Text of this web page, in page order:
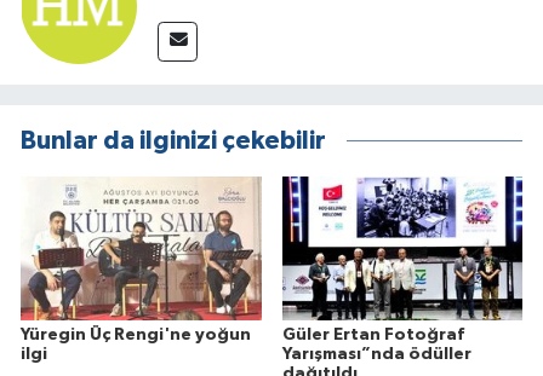
Bunlar da ilginizi çekebilir
Yüregin Üç Rengi'ne yoğun
ilgi
Güler Ertan Fotoğraf
Yarışması”nda ödüller